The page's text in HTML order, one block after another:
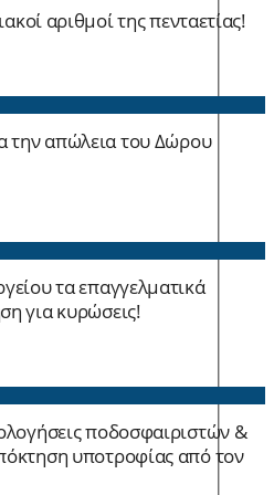
αριθμοί της πενταετίας!
την απώλεια του Δώρου
τα επαγγελματικά
για κυρώσεις!
ποδοσφαιριστών &
υποτροφίας από τον